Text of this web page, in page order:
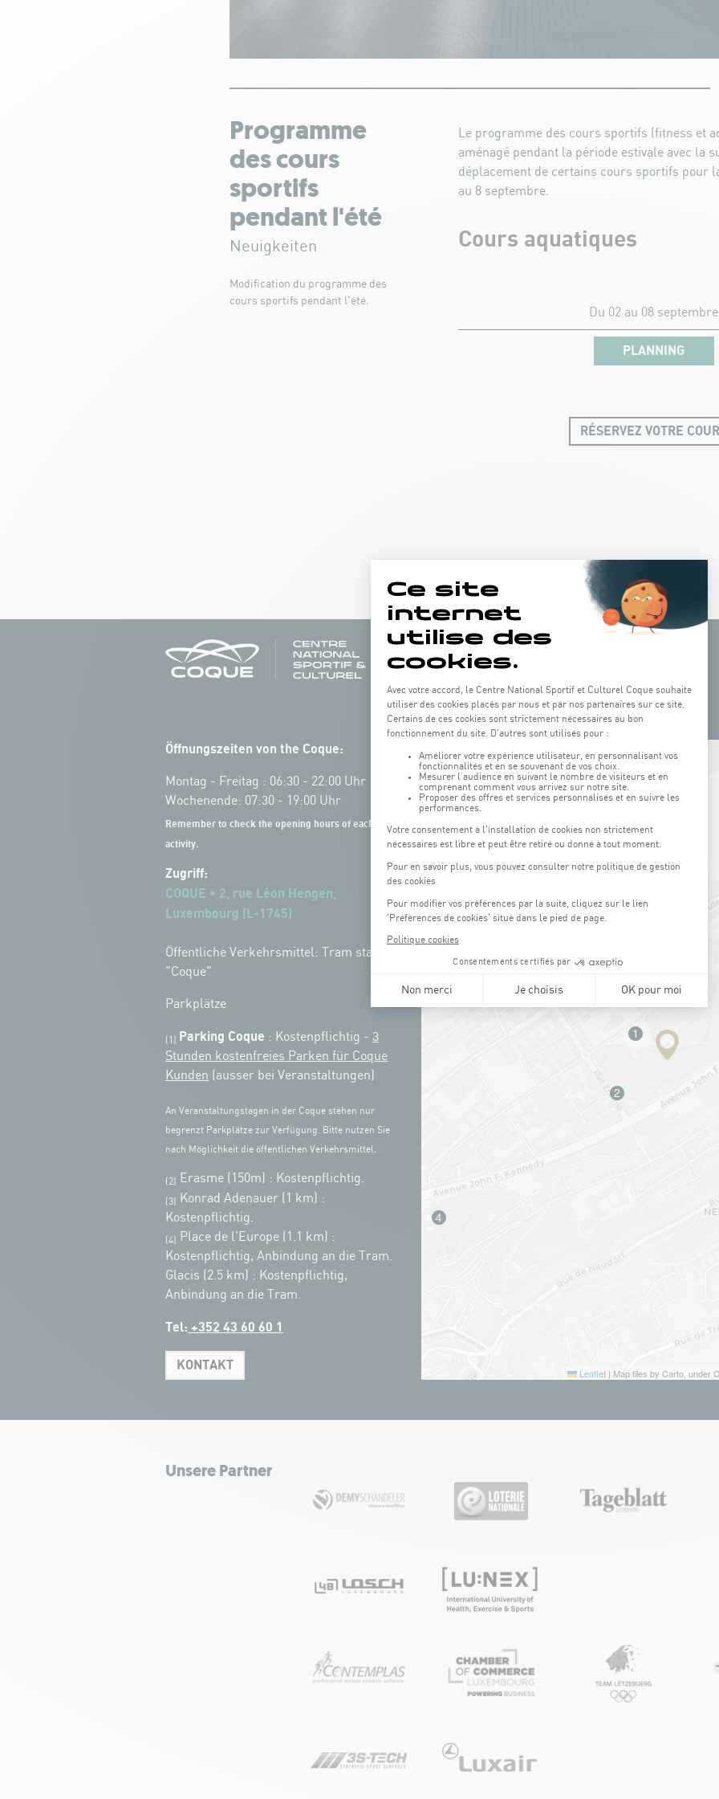
Programme
des cours
sportifs
pendant l'été
Neuigkeiten
Modification du programme des
cours sportifs pendant l'été.
Le programme des cours sportifs (fitness et
aménagé pendant la période estivale avec la
déplacement de certains cours sportifs pour
au 8 septembre.
Cours aquatiques
Du 02 au 08 septembre
PLANNING
RÉSERVEZ VOTRE
Öffnungszeiten von the Coque:
Montag - Freitag : 06:30 - 22:00 Uhr
Wochenende: 07:30 - 19:00 Uhr
Remember to check the opening hours of each
activity.
Zugriff:
COQUE • 2, rue Léon Hengen,
Luxembourg (L-1745)
Öffentliche Verkehrsmittel: Tram station
"Coque"
Parkplätze
(1) Parking Coque : Kostenpflichtig - 3
Stunden kostenfreies Parken für Coque
Kunden (ausser bei Veranstaltungen)
An Veranstaltungstagen in der Coque stehen nur
begrenzt Parkplätze zur Verfügung. Bitte nutzen Sie
nach Möglichkeit die öffentlichen Verkehrsmittel.
(2) Erasme (150m) : Kostenpflichtig.
(3) Konrad Adenauer (1 km)
:
Kostenpflichtig.
(4)
Place de l'Europe (1.1 km) :
Kostenpflichtig, Anbindung an die Tram.
Glacis (2.5 km) : Kostenpflichtig,
Anbindung an die Tram.
Tel: +352 43 60 60 1
KONTAKT
+
−
Leaflet | Map tiles by Carto, under
Unsere Partner